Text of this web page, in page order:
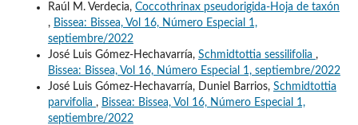
Raúl M. Verdecia, Coccothrinax pseudorigida-Hoja de taxón
, Bissea: Bissea, Vol 16, Número Especial 1,
septiembre/2022
José Luis Gómez-Hechavarría, Schmidtottia sessilifolia ,
Bissea: Bissea, Vol 16, Número Especial 1, septiembre/2022
José Luis Gómez-Hechavarría, Duniel Barrios, Schmidtottia
parvifolia , Bissea: Bissea, Vol 16, Número Especial 1,
septiembre/2022